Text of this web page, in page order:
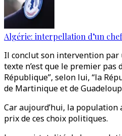
Algérie: interpellation d’un
Il conclut son intervention par
texte n’est que le premier pas
République”, selon lui, “la
de Martinique et de
Car aujourd’hui, la
prix de ces choix politiques.